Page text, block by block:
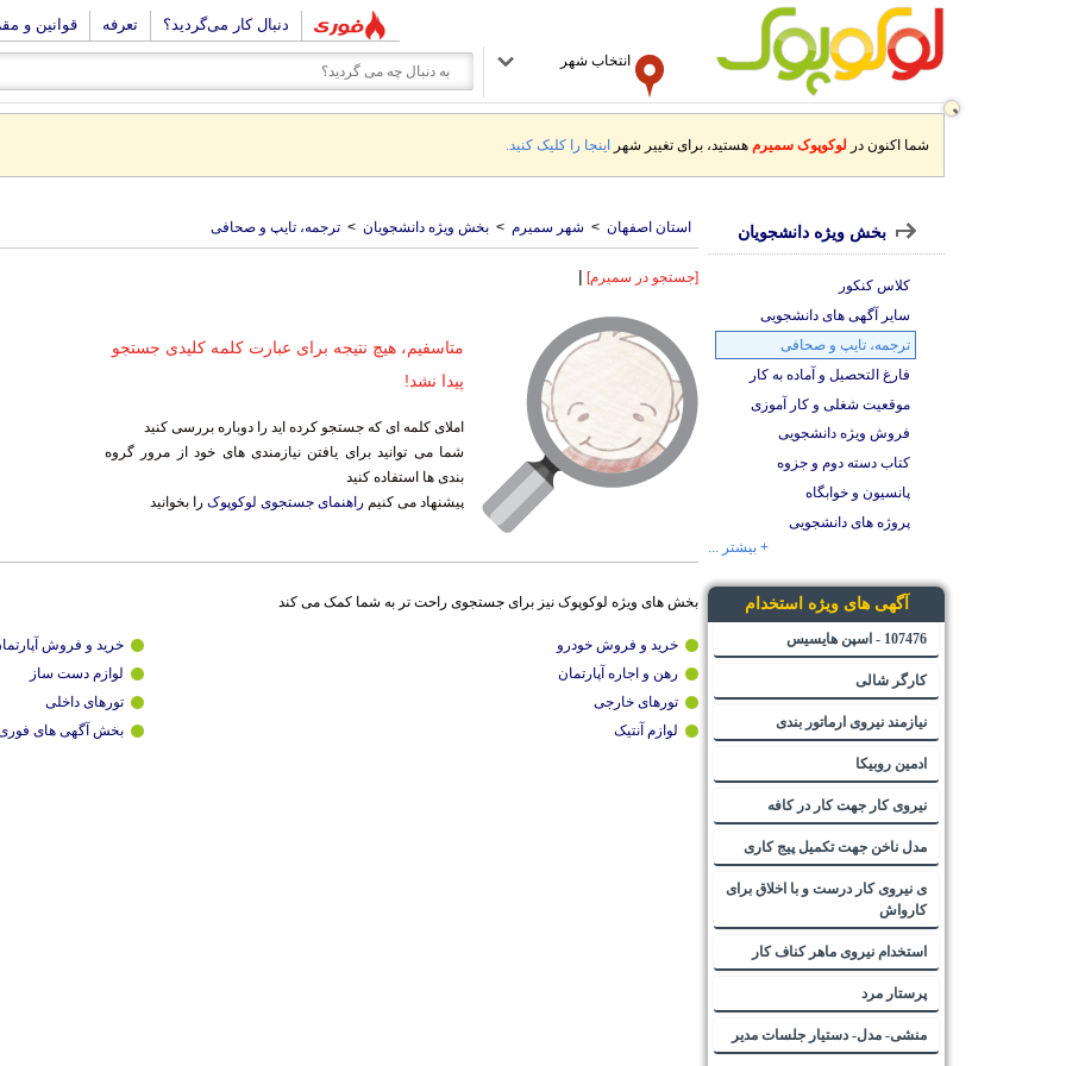
دنبال کار می‌گردید؟ تعرفه قوانین و
انتخاب شهر
شما اکنون در لوکوپوک سمیرم هستید، برای تغییر شهر اینجا را کلیک کنید.
استان اصفهان > شهر سمیرم > بخش ویژه دانشجویان > ترجمه، تایپ و صحافی
[جستجو در سمیرم] |
متاسفیم، هیچ نتیجه برای عبارت کلمه کلیدی جستجو
پیدا نشد!
املای کلمه ای که جستجو کرده اید را دوباره بررسی کنید
شما می توانید برای یافتن نیازمندی های خود از مرور گروه
بندی ها استفاده کنید
پیشنهاد می کنیم راهنمای جستجوی لوکوپوک را بخوانید
بخش های ویژه لوکوپوک نیز برای جستجوی راحت تر به شما کمک می کند
خرید و فروش خودرو
خرید و فروش
رهن و اجاره آپارتمان
لوازم دست ساز
تورهای خارجی
تورهای داخلی
لوازم آنتیک
بخش آگهی های
بخش ویژه دانشجویان
کلاس کنکور
سایر آگهی های دانشجویی
ترجمه، تایپ و صحافی
فارغ التحصیل و آماده به کار
موقعیت شغلی و کار آموزی
فروش ویژه دانشجویی
کتاب دسته دوم و جزوه
پانسیون و خوابگاه
پروژه های دانشجویی
+ بیشتر ...
آگهی های ویژه استخدام
107476 - اسپن هایسیس
کارگر شالی
نیازمند نیروی ارماتور بندی
ادمین روبیکا
نیروی کار جهت کار در کافه
مدل ناخن جهت تکمیل پیج کاری
ی نیروی کار درست و با اخلاق برای
کارواش
استخدام نیروی ماهر کناف کار
پرستار مرد
منشی- مدل- دستیار جلسات مدیر